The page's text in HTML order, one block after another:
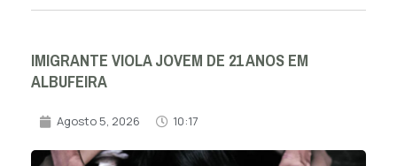
IMIGRANTE VIOLA JOVEM DE 21 ANOS EM
ALBUFEIRA
Agosto 5, 2026 10:17